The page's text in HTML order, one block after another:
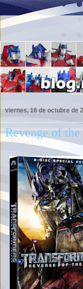
viernes, 16 de octubre de
Revenge of